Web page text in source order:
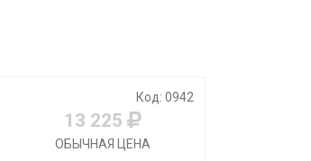
Код: 0942
13 225
ОБЫЧНАЯ ЦЕНА